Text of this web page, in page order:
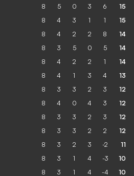
8 5 0 3 6 15
8 4 3 1 1 15
8 4 2 2 8 14
8 3 5 0 5 14
8 4 2 2 1 14
8 4 1 3 4 13
8 3 3 2 3 12
8 4 0 4 3 12
8 3 3 2 3 12
8 3 3 2 2 12
8 3 2 3 -2 11
8 3 1 4 -3 10
8 3 1 4 -4 10